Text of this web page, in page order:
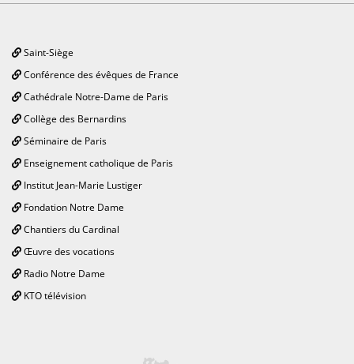
Saint-Siège
Conférence des évêques de France
Cathédrale Notre-Dame de Paris
Collège des Bernardins
Séminaire de Paris
Enseignement catholique de Paris
Institut Jean-Marie Lustiger
Fondation Notre Dame
Chantiers du Cardinal
Œuvre des vocations
Radio Notre Dame
KTO télévision